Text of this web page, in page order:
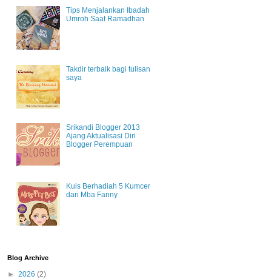
Tips Menjalankan Ibadah
Umroh Saat Ramadhan
Takdir terbaik bagi tulisan
saya
Srikandi Blogger 2013
Ajang Aktualisasi Diri
Blogger Perempuan
Kuis Berhadiah 5 Kumcer
dari Mba Fanny
Blog Archive
► 2026 (2)